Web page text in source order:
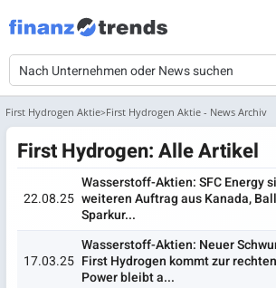
First Hydrogen Aktie First Hydrogen Aktie - News Archiv
First Hydrogen: Alle Artikel
22.08.25
Wasserstoff-Aktien: SFC Energy
weiteren Auftrag aus Kanada,
Sparkur...
17.03.25
Wasserstoff-Aktien: Neuer
First Hydrogen kommt zur
Power bleibt a...